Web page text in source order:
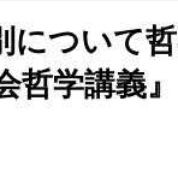
について
哲学講義